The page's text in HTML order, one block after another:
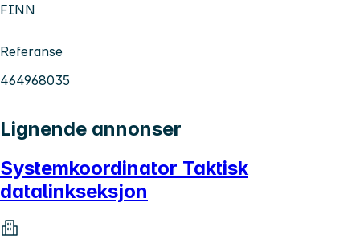
FINN
Referanse
464968035
Lignende annonser
Systemkoordinator Taktisk
datalinkseksjon